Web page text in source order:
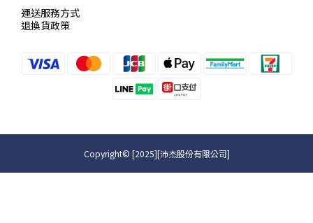
運送服務方式
退換貨政策
Copyright© [2025][沛杰股份有限公司]